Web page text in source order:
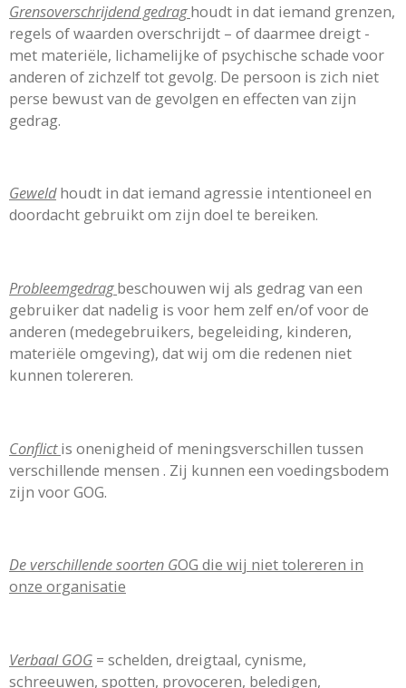
Grensoverschrijdend gedrag houdt in dat iemand grenzen,
regels of waarden overschrijdt – of daarmee dreigt -
met materiële, lichamelijke of psychische schade voor
anderen of zichzelf tot gevolg. De persoon is zich niet
perse bewust van de gevolgen en effecten van zijn
gedrag.
Geweldhoudt in dat iemand agressie intentioneel en
doordacht gebruikt om zijn doel te bereiken.
Probleemgedrag beschouwen wij als gedrag van een
gebruiker dat nadelig is voor hem zelf en/of voor de
anderen (medegebruikers, begeleiding, kinderen,
materiële omgeving), dat wij om die redenen niet
kunnen tolereren.
Conflict is onenigheid of meningsverschillen tussen
verschillende mensen . Zij kunnen een voedingsbodem
zijn voor GOG.
De verschillende soorten GOG die wij niet tolereren in
onze organisatie
Verbaal GOG = schelden, dreigtaal, cynisme,
schreeuwen, spotten, provoceren, beledigen,